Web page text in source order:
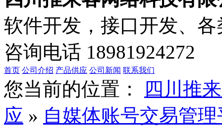
软件开发，接口开发、
咨询电话 18981924272
首页 公司介绍 产品供应 公司新闻 联系我们
您当前的位置：
四川推
应 » 自媒体账号交易管